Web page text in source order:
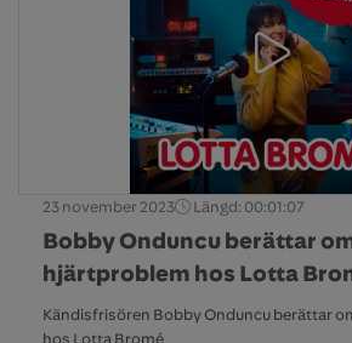
23 november 2023 Längd: 00:01:07
Bobby Onduncu berättar
hjärtproblem hos Lotta
Kändisfrisören Bobby Onduncu berättar
hos Lotta Bromé